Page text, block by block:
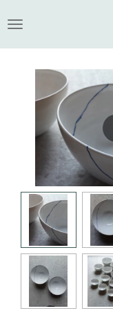
direct
naar
hoofdinhoud